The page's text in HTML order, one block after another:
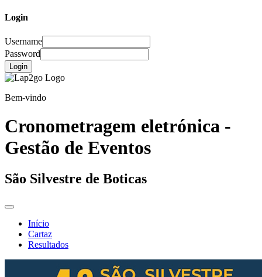
Login
Username
Password
Login
Bem-vindo
Cronometragem eletrónica -
Gestão de Eventos
São Silvestre de Boticas
Início
Cartaz
Resultados